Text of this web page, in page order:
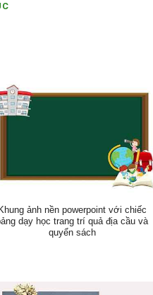
Khung ảnh nền powerpoint với chiếc
dạy học trang trí quả địa cầu và
quyển sách